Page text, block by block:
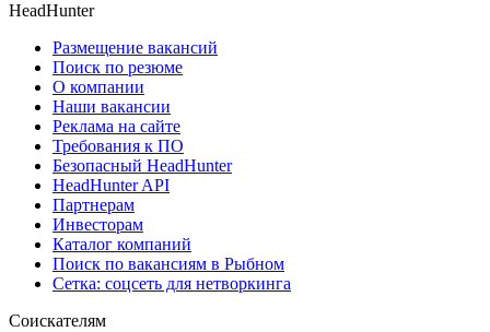
HeadHunter
Размещение вакансий
Поиск по резюме
О компании
Наши вакансии
Реклама на сайте
Требования к ПО
Безопасный HeadHunter
HeadHunter API
Партнерам
Инвесторам
Каталог компаний
Поиск по вакансиям в Рыбном
Сетка: соцсеть для нетворкинга
Соискателям